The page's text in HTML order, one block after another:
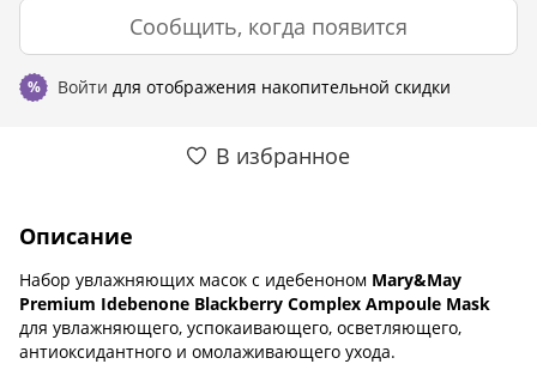
Сообщить, когда появится
% Войти для отображения накопительной скидки
В избранное
Описание
Набор увлажняющих масок с идебеноном Mary&May
Premium Idebenone Blackberry Complex Ampoule Mask
для увлажняющего, успокаивающего, осветляющего,
антиоксидантного и омолаживающего ухода.